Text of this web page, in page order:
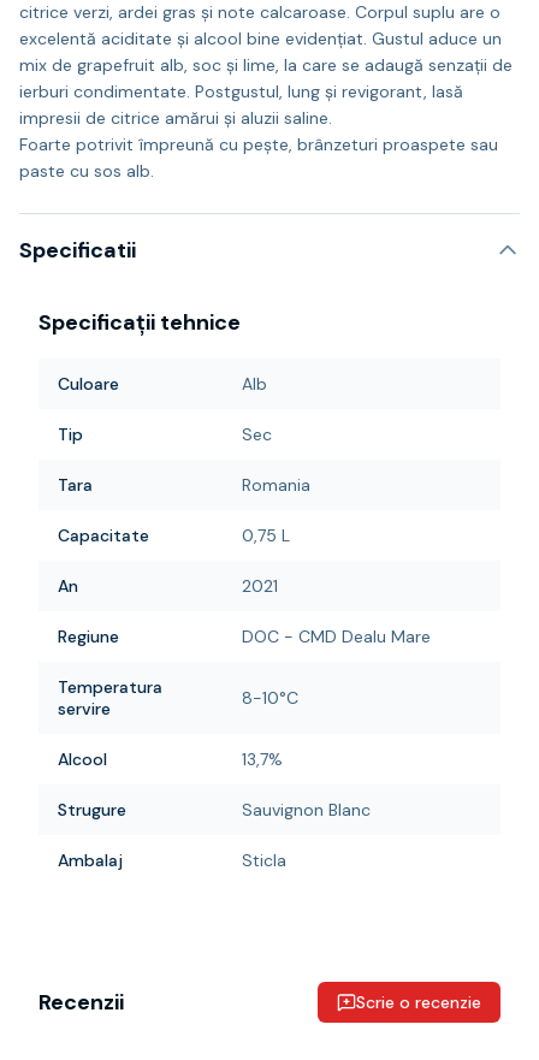
citrice verzi, ardei gras şi note calcaroase. Corpul suplu are o
excelentă aciditate şi alcool bine evidenţiat. Gustul aduce un
mix de grapefruit alb, soc şi lime, la care se adaugă senzaţii de
ierburi condimentate. Postgustul, lung şi revigorant, lasă
impresii de citrice amărui şi aluzii saline.
Foarte potrivit împreună cu peşte, brânzeturi proaspete sau
paste cu sos alb.
Specificatii
Specificații tehnice
Culoare Alb
Tip Sec
Tara Romania
Capacitate 0,75 L
An 2021
Regiune DOC - CMD Dealu Mare
Temperatura
servire
8-10°C
Alcool 13,7%
Strugure Sauvignon Blanc
Ambalaj Sticla
Recenzii Scrie o recenzie